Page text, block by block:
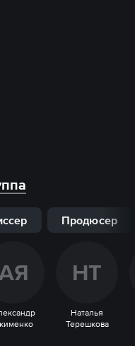
Продюсер
Я НТ
Наталья
Терешкова